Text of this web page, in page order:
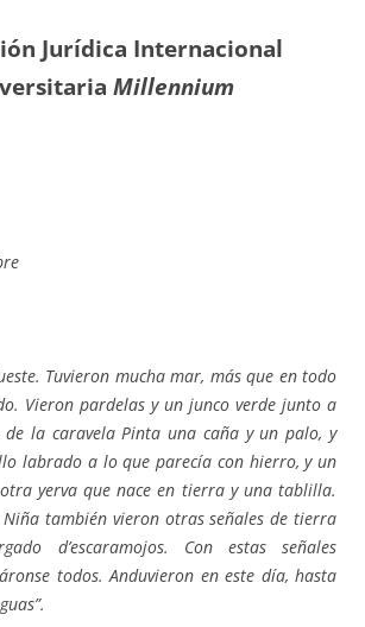
Jurídica Internacional
Millennium
Tuvieron mucha mar, más que en todo
Vieron pardelas y un junco verde junto a
la caravela Pinta una caña y un palo, y
labrado a lo que parecía con hierro, y un
yerva que nace en tierra y una tablilla.
también vieron otras señales de tierra
d’escaramojos. Con estas señales
todos. Anduvieron en este día, hasta